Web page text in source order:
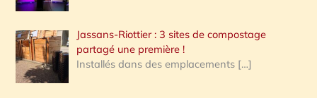
Jassans-Riottier : 3 sites de compostage
partagé une première !
Installés dans des emplacements […]